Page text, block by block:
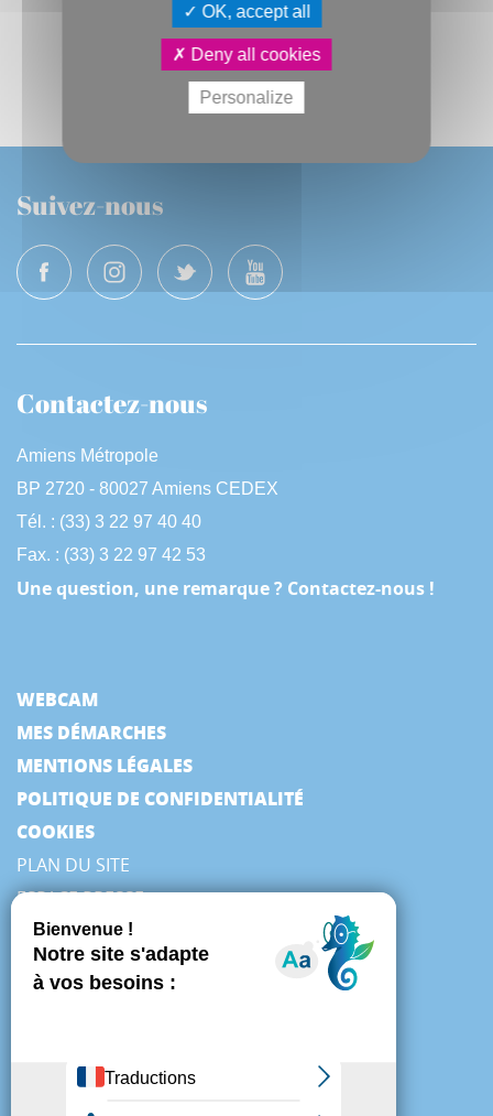
Basket-ball Escalade
Handball
les plus du JDA
Maison de la culture
Suivez-nous
Contactez-nous
Amiens Métropole
BP 2720 - 80027 Amiens CEDEX
Tél. : (33) 3 22 97 40 40
Fax. : (33) 3 22 97 42 53
Une question, une remarque ? Contactez-nous !
WEBCAM
MES DÉMARCHES
MENTIONS LÉGALES
POLITIQUE DE CONFIDENTIALITÉ
COOKIES
PLAN DU SITE
ESPACE PRESSE
OK, accept all
Deny all cookies
Personalize